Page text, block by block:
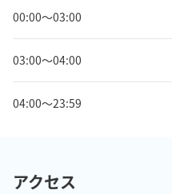
00:00〜03:00
03:00〜04:00
04:00〜23:59
アクセス